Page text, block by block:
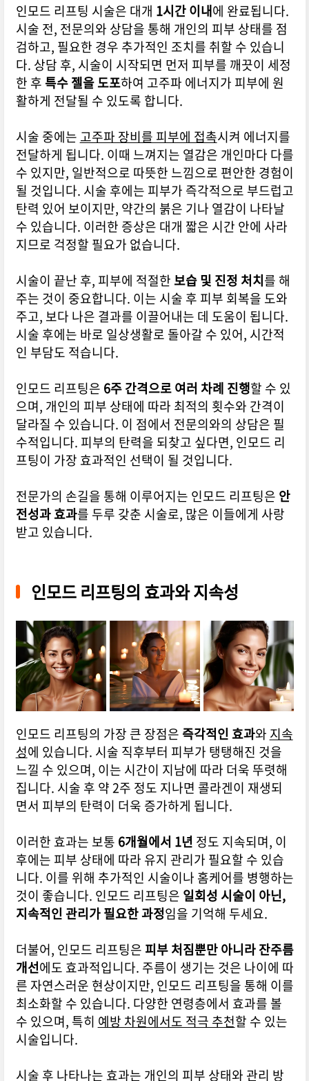
인모드 리프팅 시술은 대개 1시간 이내에 완료됩니다.
시술 전, 전문의와 상담을 통해 개인의 피부 상태를 점
검하고, 필요한 경우 추가적인 조치를 취할 수 있습니
다. 상담 후, 시술이 시작되면 먼저 피부를 깨끗이 세정
한 후 특수 젤을 도포하여 고주파 에너지가 피부에 원
활하게 전달될 수 있도록 합니다.
시술 중에는 고주파 장비를 피부에 접촉시켜 에너지를
전달하게 됩니다. 이때 느껴지는 열감은 개인마다 다를
수 있지만, 일반적으로 따뜻한 느낌으로 편안한 경험이
될 것입니다. 시술 후에는 피부가 즉각적으로 부드럽고
탄력 있어 보이지만, 약간의 붉은 기나 열감이 나타날
수 있습니다. 이러한 증상은 대개 짧은 시간 안에 사라
지므로 걱정할 필요가 없습니다.
시술이 끝난 후, 피부에 적절한 보습 및 진정 처치를 해
주는 것이 중요합니다. 이는 시술 후 피부 회복을 도와
주고, 보다 나은 결과를 이끌어내는 데 도움이 됩니다.
시술 후에는 바로 일상생활로 돌아갈 수 있어, 시간적
인 부담도 적습니다.
인모드 리프팅은 6주 간격으로 여러 차례 진행할 수 있
으며, 개인의 피부 상태에 따라 최적의 횟수와 간격이
달라질 수 있습니다. 이 점에서 전문의와의 상담은 필
수적입니다. 피부의 탄력을 되찾고 싶다면, 인모드 리
프팅이 가장 효과적인 선택이 될 것입니다.
전문가의 손길을 통해 이루어지는 인모드 리프팅은 안
전성과 효과를 두루 갖춘 시술로, 많은 이들에게 사랑
받고 있습니다.
인모드 리프팅의 효과와 지속성
인모드 리프팅의 가장 큰 장점은 즉각적인 효과와 지속
성에 있습니다. 시술 직후부터 피부가 탱탱해진 것을
느낄 수 있으며, 이는 시간이 지남에 따라 더욱 뚜렷해
집니다. 시술 후 약 2주 정도 지나면 콜라겐이 재생되
면서 피부의 탄력이 더욱 증가하게 됩니다.
이러한 효과는 보통 6개월에서 1년 정도 지속되며, 이
후에는 피부 상태에 따라 유지 관리가 필요할 수 있습
니다. 이를 위해 추가적인 시술이나 홈케어를 병행하는
것이 좋습니다. 인모드 리프팅은 일회성 시술이 아닌,
지속적인 관리가 필요한 과정임을 기억해 두세요.
더불어, 인모드 리프팅은 피부 처짐뿐만 아니라 잔주름
개선에도 효과적입니다. 주름이 생기는 것은 나이에 따
른 자연스러운 현상이지만, 인모드 리프팅을 통해 이를
최소화할 수 있습니다. 다양한 연령층에서 효과를 볼
수 있으며, 특히 예방 차원에서도 적극 추천할 수 있는
시술입니다.
시술 후 나타나는 효과는 개인의 피부 상태와 관리 방